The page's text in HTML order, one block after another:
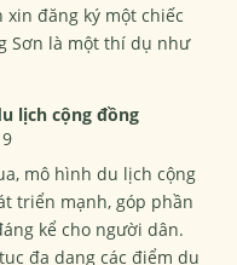
xin đăng ký một chiếc
Sơn là một thí dụ như
lịch cộng đồng
mô hình du lịch cộng
triển mạnh, góp phần
kể cho người dân.
đa dạng các điểm du